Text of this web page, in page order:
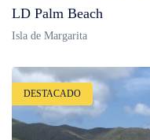
LD Palm Beach
Isla de Margarita
DESTACADO